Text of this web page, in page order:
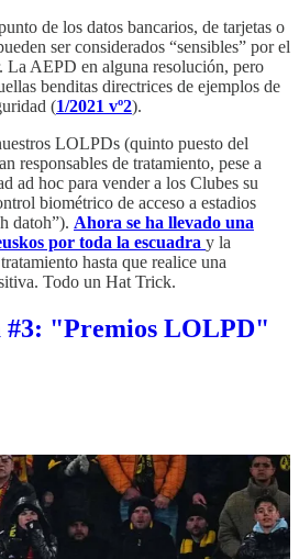
de los datos bancarios, de tarjetas o
ser considerados “sensibles” por el
La AEPD en alguna resolución, pero
benditas directrices de ejemplos de
(1/2021 vº2).
LOLPDs (quinto puesto del
responsables de tratamiento, pese a
ad hoc para vender a los Clubes su
biométrico de acceso a estadios
datoh”). Ahora se ha llevado una
por toda la escuadra y la
hasta que realice una
Todo un Hat Trick.
#3: "Premios LOLPD"